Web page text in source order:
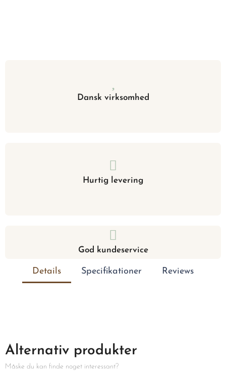
Dansk virksomhed
Hurtig levering
God kundeservice
Details Specifikationer Reviews
Alternativ produkter
Måske du kan finde noget interessant?